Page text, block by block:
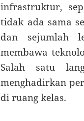
infrastruktur,
tidak ada sama
dan sejumlah
membawa
Salah satu
menghadirkan
di ruang kelas.